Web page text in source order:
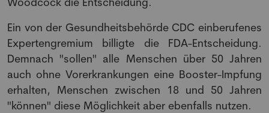
Ein von der Gesundheitsbehörde CDC einberufenes
Expertengremium billigte die FDA-Entscheidung.
Demnach "sollen" alle Menschen über 50 Jahren
auch ohne Vorerkrankungen eine Booster-Impfung
erhalten, Menschen zwischen 18 und 50 Jahren
"können" diese Möglichkeit aber ebenfalls nutzen.